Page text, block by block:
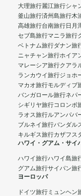
大理旅行麗江旅行シャ
釜山旅行済州島旅行木
高雄旅行台南旅行日月
セブ島旅行マニラ旅行
ベトナム旅行ダナン旅
ニャチャン旅行ホイア
マレーシア旅行クアラ
ランカウイ旅行ジョホ
マカオ旅行モルディブ
バンガロール旅行ネパ
シギリヤ旅行コロンボ
ラオス旅行ルアンパバ
ブルネイ旅行バンダル
キルギス旅行カザフス
ハワイ・グアム・サイ
ハワイ旅行ハワイ島旅
グアム旅行サイパン旅
ヨーロッパ
ドイツ旅行 ミュンヘン